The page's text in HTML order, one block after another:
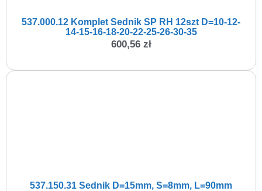
537.000.12 Komplet Sednik SP RH 12szt D=10-12-
14-15-16-18-20-22-25-26-30-35
600,56 zł
537.150.31 Sednik D=15mm, S=8mm, L=90mm